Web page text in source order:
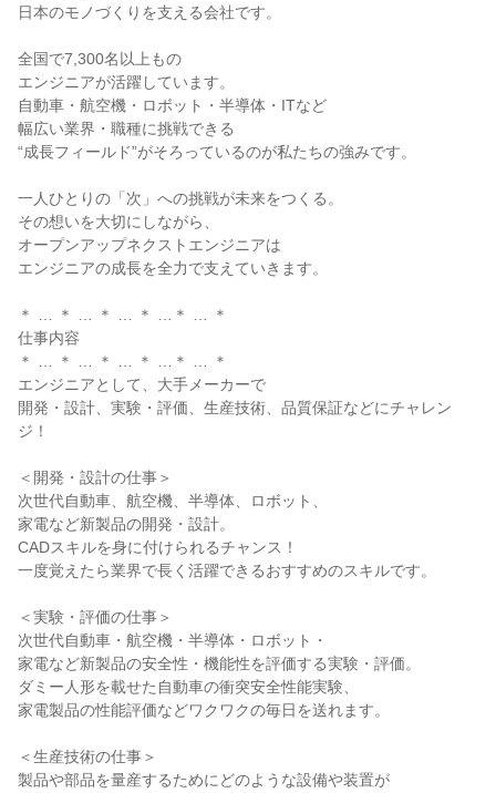
日本のモノづくりを支える会社です。
全国で7,300名以上もの
エンジニアが活躍しています。
自動車・航空機・ロボット・半導体・ITなど
幅広い業界・職種に挑戦できる
“成長フィールド”がそろっているのが私たちの強みです。
一人ひとりの「次」への挑戦が未来をつくる。
その想いを大切にしながら、
オープンアップネクストエンジニアは
エンジニアの成長を全力で支えていきます。
＊ … ＊ … ＊ … ＊ …＊ … ＊
仕事内容
＊ … ＊ … ＊ … ＊ …＊ … ＊
エンジニアとして、大手メーカーで
開発・設計、実験・評価、生産技術、品質保証などにチャレン
ジ！
＜開発・設計の仕事＞
次世代自動車、航空機、半導体、ロボット、
家電など新製品の開発・設計。
CADスキルを身に付けられるチャンス！
一度覚えたら業界で長く活躍できるおすすめのスキルです。
＜実験・評価の仕事＞
次世代自動車・航空機・半導体・ロボット・
家電など新製品の安全性・機能性を評価する実験・評価。
ダミー人形を載せた自動車の衝突安全性能実験、
家電製品の性能評価などワクワクの毎日を送れます。
＜生産技術の仕事＞
製品や部品を量産するためにどのような設備や装置が